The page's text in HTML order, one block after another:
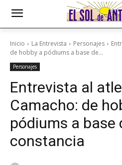
Inicio La Entrevista Personajes
de hobby a pódiums a base de...
Personajes
Entrevista al
Camacho: de
pódiums a base
constancia